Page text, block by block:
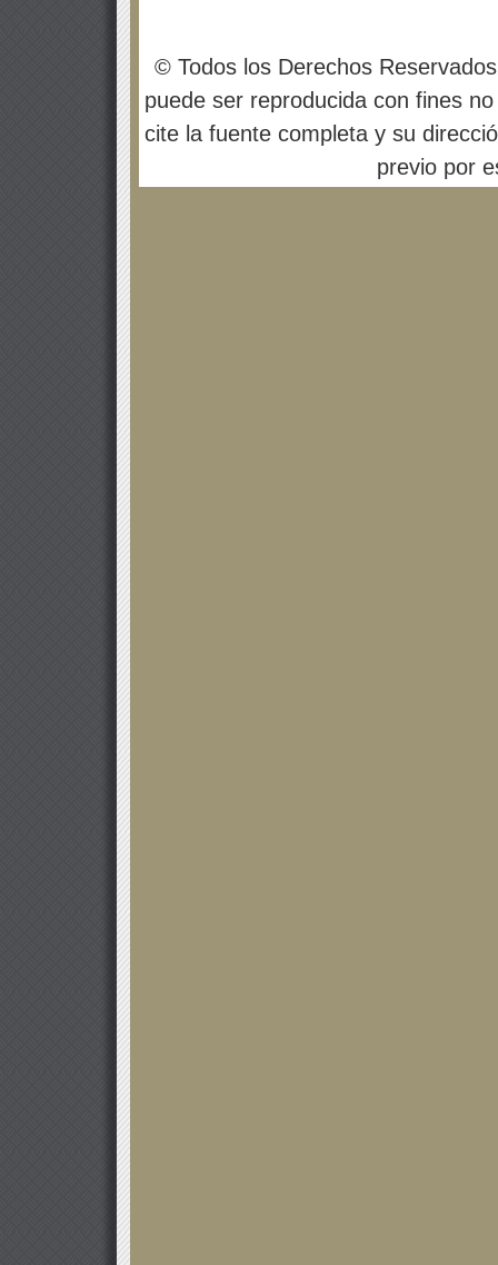
© Todos los Derechos
puede ser reproducida con fines
cite la fuente completa y su
previo por